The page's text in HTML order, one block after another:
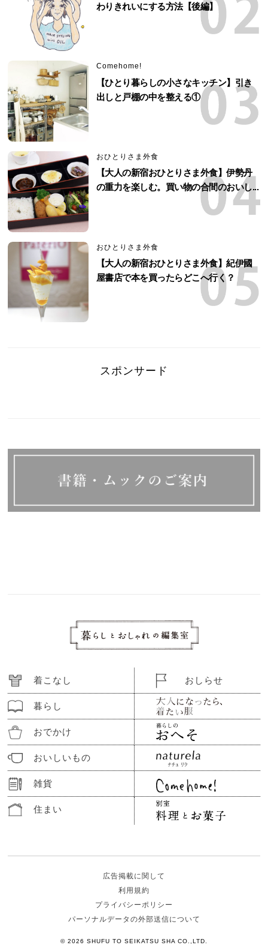
わりきれいにする方法【後編】
Comehome!
【ひとり暮らしの小さなキッチン】引き
出しと戸棚の中を整える①
おひとりさま外食
【大人の新宿おひとりさま外食】伊勢丹
の重力を楽しむ。買い物の合間のおいし...
おひとりさま外食
【大人の新宿おひとりさま外食】紀伊國
屋書店で本を買ったらどこへ行く？
スポンサード
着こなし
暮らし
おでかけ
おいしいもの
雑貨
住まい
おしらせ
広告掲載に関して
利用規約
プライバシーポリシー
パーソナルデータの外部送信について
© 2026 SHUFU TO SEIKATSU SHA CO.,LTD.